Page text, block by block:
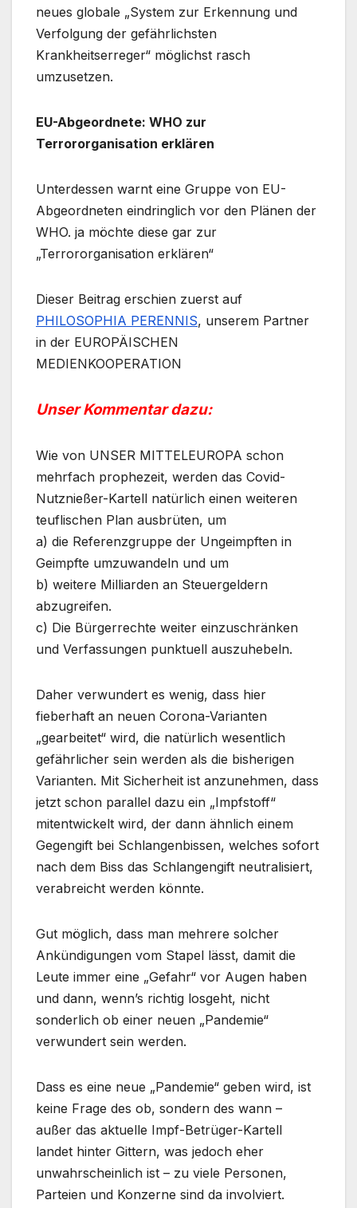
neues globale „System zur Erkennung und
Verfolgung der gefährlichsten
Krankheitserreger“ möglichst rasch
umzusetzen.
EU-Abgeordnete: WHO zur
Terrororganisation erklären
Unterdessen warnt eine Gruppe von EU-
Abgeordneten eindringlich vor den Plänen der
WHO. ja möchte diese gar zur
„Terrororganisation erklären“
Dieser Beitrag erschien zuerst auf
PHILOSOPHIA PERENNIS, unserem Partner
in der EUROPÄISCHEN
MEDIENKOOPERATION
Unser Kommentar dazu:
Wie von UNSER MITTELEUROPA schon
mehrfach prophezeit, werden das Covid-
Nutznießer-Kartell natürlich einen weiteren
teuflischen Plan ausbrüten, um
a) die Referenzgruppe der Ungeimpften in
Geimpfte umzuwandeln und um
b) weitere Milliarden an Steuergeldern
abzugreifen.
c) Die Bürgerrechte weiter einzuschränken
und Verfassungen punktuell auszuhebeln.
Daher verwundert es wenig, dass hier
fieberhaft an neuen Corona-Varianten
„gearbeitet“ wird, die natürlich wesentlich
gefährlicher sein werden als die bisherigen
Varianten. Mit Sicherheit ist anzunehmen, dass
jetzt schon parallel dazu ein „Impfstoff“
mitentwickelt wird, der dann ähnlich einem
Gegengift bei Schlangenbissen, welches sofort
nach dem Biss das Schlangengift neutralisiert,
verabreicht werden könnte.
Gut möglich, dass man mehrere solcher
Ankündigungen vom Stapel lässt, damit die
Leute immer eine „Gefahr“ vor Augen haben
und dann, wenn’s richtig losgeht, nicht
sonderlich ob einer neuen „Pandemie“
verwundert sein werden.
Dass es eine neue „Pandemie“ geben wird, ist
keine Frage des ob, sondern des wann –
außer das aktuelle Impf-Betrüger-Kartell
landet hinter Gittern, was jedoch eher
unwahrscheinlich ist – zu viele Personen,
Parteien und Konzerne sind da involviert.